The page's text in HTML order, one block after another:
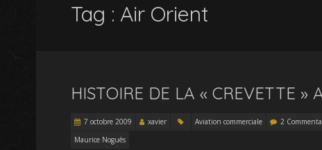
Tag : Air Orient
HISTOIRE DE LA « CREVETTE »
7 octobre 2009 xavier Aviation commerciale 2
Maurice Noguès